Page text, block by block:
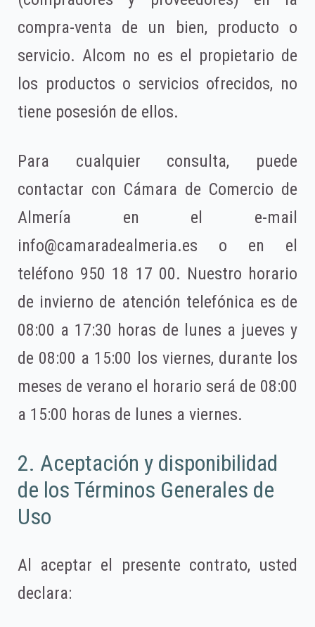
compra-venta de un bien, producto o
servicio. Alcom no es el propietario de
los productos o servicios ofrecidos, no
tiene posesión de ellos.
Para cualquier consulta, puede
contactar con Cámara de Comercio de
Almería en el e-mail
info@camaradealmeria.es o en el
teléfono 950 18 17 00. Nuestro horario
de invierno de atención telefónica es de
08:00 a 17:30 horas de lunes a jueves y
de 08:00 a 15:00 los viernes, durante los
meses de verano el horario será de 08:00
a 15:00 horas de lunes a viernes.
2. Aceptación y disponibilidad
de los Términos Generales de
Uso
Al aceptar el presente contrato, usted
declara: